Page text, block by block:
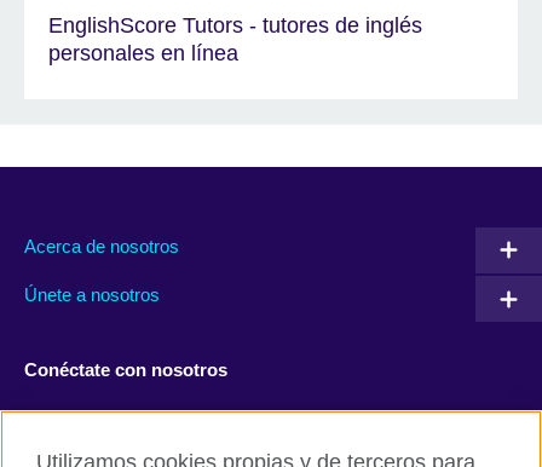
EnglishScore Tutors - tutores de inglés
personales en línea
Acerca de nosotros
Únete a nosotros
Conéctate con nosotros
Utilizamos cookies propias y de terceros para